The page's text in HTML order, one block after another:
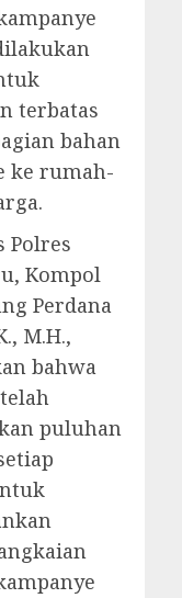
terbatas
bahan
ke rumah-
Polres
Kompol
Perdana
M.H.,
bahwa
puluhan